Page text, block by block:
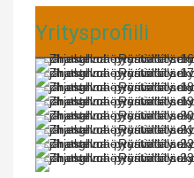
Yritysprofiili